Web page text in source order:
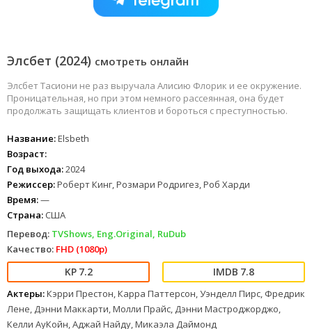
Элсбет (2024) смотреть онлайн
Элсбет Тасиони не раз выручала Алисию Флорик и ее окружение.
Проницательная, но при этом немного рассеянная, она будет
продолжать защищать клиентов и бороться с преступностью.
Название:Elsbeth
Возраст:
Год выхода:2024
Режиссер:Роберт Кинг, Розмари Родригез, Роб Харди
Время:—
Страна: США
Перевод: TVShows, Eng.Original, RuDub
Качество: FHD (1080p)
7.2 7.8
Актеры:Кэрри Престон, Карра Паттерсон, Уэнделл Пирс, Фредрик
Лене, Дэнни Маккарти, Молли Прайс, Дэнни Мастроджорджо,
Келли АуКойн, Аджай Найду, Микаэла Даймонд